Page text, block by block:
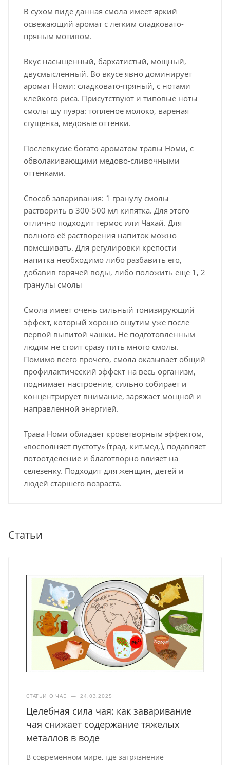
В сухом виде данная смола имеет яркий
освежающий аромат с легким сладковато-
пряным мотивом.
Вкус насыщенный, бархатистый, мощный,
двусмысленный. Во вкусе явно доминирует
аромат Номи: сладковато-пряный, с нотами
клейкого риса. Присутствуют и типовые ноты
смолы шу пуэра: топлёное молоко, варёная
сгущенка, медовые оттенки.
Послевкусие богато ароматом травы Номи, с
обволакивающими медово-сливочными
оттенками.
Способ заваривания: 1 гранулу смолы
растворить в 300-500 мл кипятка. Для этого
отлично подходит термос или Чахай. Для
полного её растворения напиток можно
помешивать. Для регулировки крепости
напитка необходимо либо разбавить его,
добавив горячей воды, либо положить еще 1, 2
гранулы смолы
Смола имеет очень сильный тонизирующий
эффект, который хорошо ощутим уже после
первой выпитой чашки. Не подготовленным
людям не стоит сразу пить много смолы.
Помимо всего прочего, смола оказывает общий
профилактический эффект на весь организм,
поднимает настроение, сильно собирает и
концентрирует внимание, заряжает мощной и
направленной энергией.
Трава Номи обладает кроветворным эффектом,
«восполняет пустоту» (трад. кит.мед.), подавляет
потоотделение и благотворно влияет на
селезёнку. Подходит для женщин, детей и
людей старшего возраста.
Статьи
СТАТЬИ О ЧАЕ — 24.03.2025
Целебная сила чая: как заваривание
чая снижает содержание тяжелых
металлов в воде
В современном мире, где загрязнение